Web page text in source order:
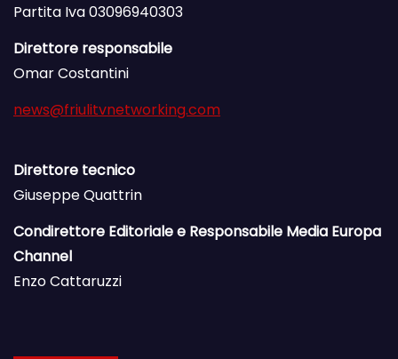
Partita Iva 03096940303
Direttore responsabile
Omar Costantini
news@friulitvnetworking.com
Direttore tecnico
Giuseppe Quattrin
Condirettore Editoriale e Responsabile Media Europa
Channel
Enzo Cattaruzzi